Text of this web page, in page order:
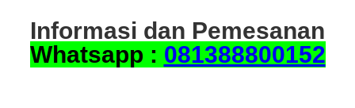
Informasi dan Pemesanan
Whatsapp : 081388800152